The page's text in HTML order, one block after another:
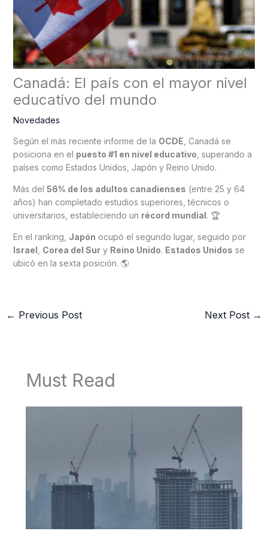
Canadá: El país con el mayor nivel
educativo del mundo
Novedades
Según el más reciente informe de la OCDE , Canadá se
posiciona en el puesto #1 en nivel educativo , superando a
países como Estados Unidos, Japón y Reino Unido.
Más del 56% de los adultos canadienses (entre 25 y 64
años) han completado estudios superiores, técnicos o
universitarios, estableciendo un récord mundial. 🏆
En el ranking, Japón ocupó el segundo lugar, seguido por
Israel Corea del Sury Reino Unido. Estados Unidos se
ubicó en la sexta posición. 🌎
← Previous Post Next Post →
Must Read